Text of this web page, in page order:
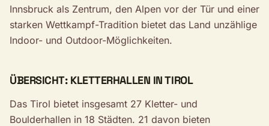
Innsbruck als Zentrum, den Alpen vor der Tür und einer
starken Wettkampf-Tradition bietet das Land unzählige
Indoor- und Outdoor-Möglichkeiten.
ÜBERSICHT: KLETTERHALLEN IN TIROL
Das Tirol bietet insgesamt 27 Kletter- und
Boulderhallen in 18 Städten. 21 davon bieten